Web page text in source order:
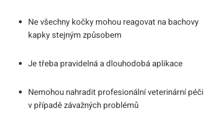
Ne všechny kočky mohou reagovat na bachovy
kapky stejným způsobem
Je třeba pravidelná a dlouhodobá aplikace
Nemohou nahradit profesionální veterinární péči
v případě závažných problémů